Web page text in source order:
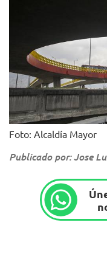
Foto: Alcaldía Mayor
Publicado por: Jose